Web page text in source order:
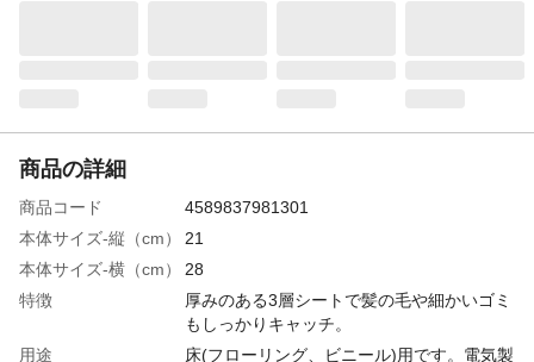
商品の詳細
商品コード
4589837981301
本体サイズ-縦（cm）
21
本体サイズ-横（cm）
28
特徴
厚みのある3層シートで髪の毛や細かいゴミ
もしっかりキャッチ。
用途
床(フローリング、ビニール)用です。電気製